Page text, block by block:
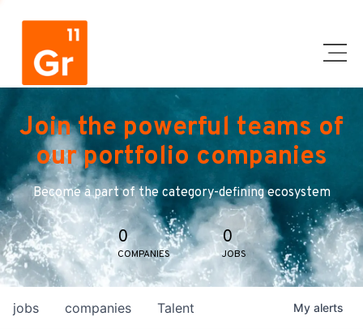
Join the powerful teams of
our portfolio companies
Become a part of the category-defining ecosystem
0
COMPANIES
0
JOBS
jobs companies Talent My alerts